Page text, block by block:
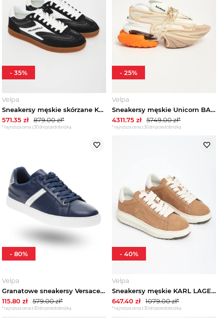
Velpa
Sneakersy męskie skórzane KARL LAGERFELD
571.35 zł 879.00zł*
*najniższa cena z 30 dni przed obniżką
- 35%
Velpa
Sneakersy męskie Unicorn BALMAIN
4311.75 zł 5749.00zł*
*najniższa cena z 30 dni przed obniżką
- 25%
Velpa
Granatowe sneakersy Versace Jeans ze srebrnymi wstawkami
115.80 zł 579.00zł*
*najniższa cena z 30 dni przed obniżką
- 80%
Velpa
Sneakersy męskie KARL LAGERFELD
647.40 zł 1079.00zł*
*najniższa cena z 30 dni przed obniżką
- 40%